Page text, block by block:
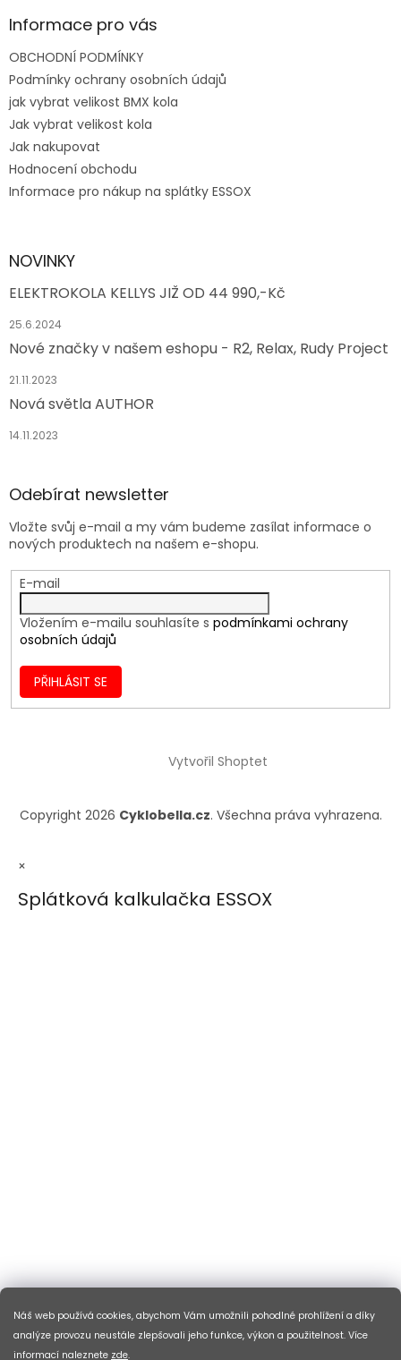
Náš web používá cookies, abychom Vám umožnili pohodlné prohlížení a díky
analýze provozu neustále zlepšovali jeho funkce, výkon a použitelnost. Více
informací naleznete zde.
Informace pro vás
OBCHODNÍ PODMÍNKY
Podmínky ochrany osobních údajů
jak vybrat velikost BMX kola
Jak vybrat velikost kola
Jak nakupovat
Hodnocení obchodu
Informace pro nákup na splátky ESSOX
NOVINKY
ELEKTROKOLA KELLYS JIŽ OD 44 990,-Kč
25.6.2024
Nové značky v našem eshopu - R2, Relax, Rudy Project
21.11.2023
Nová světla AUTHOR
14.11.2023
Odebírat newsletter
Vložte svůj e-mail a my vám budeme zasílat informace o
nových produktech na našem e-shopu.
E-mail
Vložením e-mailu souhlasíte s podmínkami ochrany
osobních údajů
PŘIHLÁSIT SE
Vytvořil Shoptet
Copyright 2026 Cyklobella.cz. Všechna práva vyhrazena.
×
Splátková kalkulačka ESSOX